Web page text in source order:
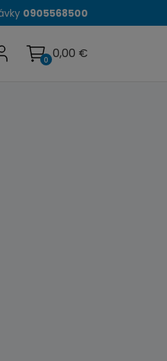
0905568500
0 0,00 €